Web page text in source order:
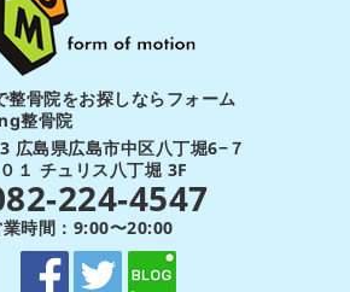
整骨院をお探しならフォーム
整骨院
広島県広島市中区八丁堀6−７
１ チュリス八丁堀 3F
224-4547
時間：9:00〜20:00